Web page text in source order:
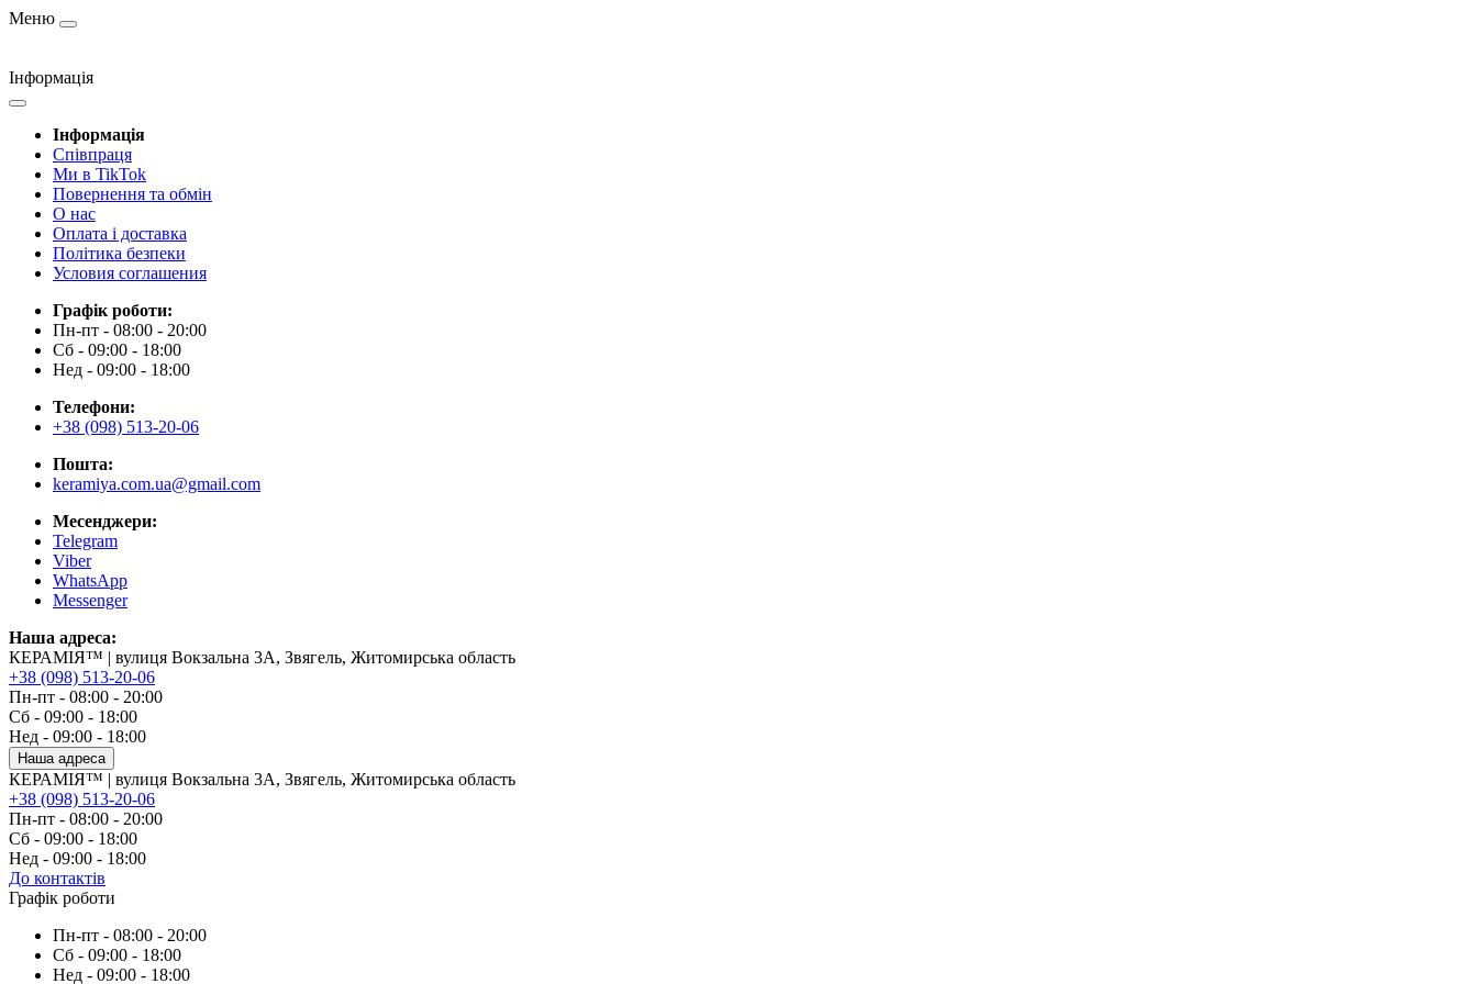
Меню
Інформація
Інформація
Cпівпраця
Ми в TikTok
Повернення та обмін
О нас
Оплата і доставка
Політика безпеки
Условия соглашения
Графік роботи:
Пн-пт - 08:00 - 20:00
Сб - 09:00 - 18:00
Нед - 09:00 - 18:00
Телефони:
+38 (098) 513-20-06
Пошта:
keramiya.com.ua@gmail.com
Месенджери:
Telegram
Viber
WhatsApp
Messenger
Наша адреса:
КЕРАМІЯ™ | вулиця Вокзальна 3А, Звягель, Житомирська область
+38 (098) 513-20-06
Пн-пт - 08:00 - 20:00
Сб - 09:00 - 18:00
Нед - 09:00 - 18:00
Наша адреса
КЕРАМІЯ™ | вулиця Вокзальна 3А, Звягель, Житомирська область
+38 (098) 513-20-06
Пн-пт - 08:00 - 20:00
Сб - 09:00 - 18:00
Нед - 09:00 - 18:00
До контактів
Графік роботи
Пн-пт - 08:00 - 20:00
Сб - 09:00 - 18:00
Нед - 09:00 - 18:00